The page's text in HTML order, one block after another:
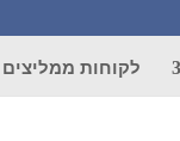
לקוחות ממליצים